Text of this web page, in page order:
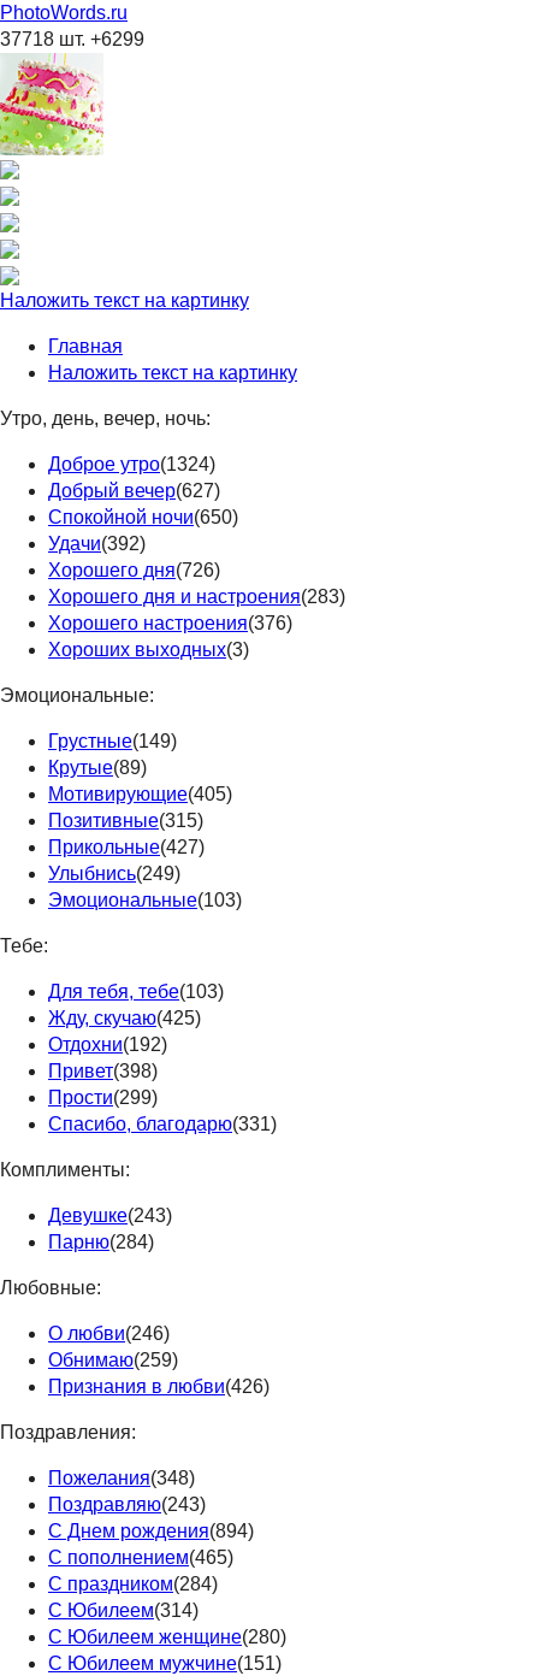
PhotoWords.ru
37718 шт. +6299
Наложить текст на картинку
Главная
Наложить текст на картинку
Утро, день, вечер, ночь:
Доброе утро(1324)
Добрый вечер(627)
Спокойной ночи(650)
Удачи(392)
Хорошего дня(726)
Хорошего дня и настроения(283)
Хорошего настроения(376)
Хороших выходных(3)
Эмоциональные:
Грустные(149)
Крутые(89)
Мотивирующие(405)
Позитивные(315)
Прикольные(427)
Улыбнись(249)
Эмоциональные(103)
Тебе:
Для тебя, тебе(103)
Жду, скучаю(425)
Отдохни(192)
Привет(398)
Прости(299)
Спасибо, благодарю(331)
Комплименты:
Девушке(243)
Парню(284)
Любовные:
О любви(246)
Обнимаю(259)
Признания в любви(426)
Поздравления:
Пожелания(348)
Поздравляю(243)
С Днем рождения(894)
С пополнением(465)
С праздником(284)
С Юбилеем(314)
С Юбилеем женщине(280)
С Юбилеем мужчине(151)